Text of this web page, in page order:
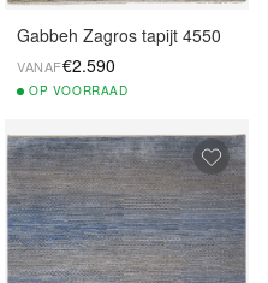
Gabbeh Zagros tapijt 4550
VANAF€2.590
OP VOORRAAD